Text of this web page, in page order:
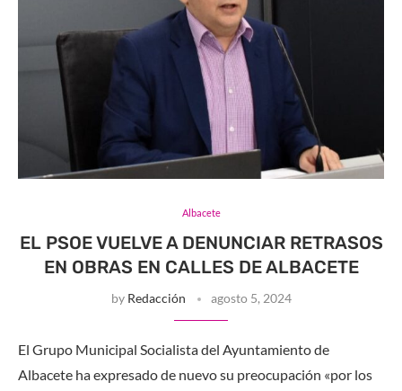
Albacete
EL PSOE VUELVE A DENUNCIAR RETRASOS
EN OBRAS EN CALLES DE ALBACETE
by Redacción agosto 5, 2024
El Grupo Municipal Socialista del Ayuntamiento de
Albacete ha expresado de nuevo su preocupación «por los